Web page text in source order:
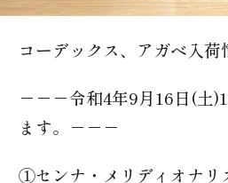
コーデックス、アガベ入荷
－－－令和4年9月16日(土
ます。－－－
①センナ・メリディオナ